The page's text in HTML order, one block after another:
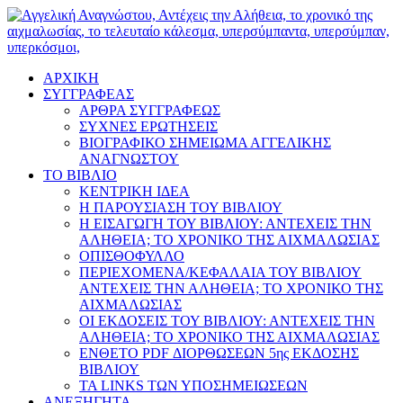
ΑΡΧΙΚΗ
ΣΥΓΓΡΑΦΕΑΣ
ΑΡΘΡΑ ΣΥΓΓΡΑΦΕΩΣ
ΣΥΧΝΕΣ ΕΡΩΤΗΣΕΙΣ
ΒΙΟΓΡΑΦΙΚΟ ΣΗΜΕΙΩΜΑ ΑΓΓΕΛΙΚΗΣ
ΑΝΑΓΝΩΣΤΟΥ
ΤΟ ΒΙΒΛΙΟ
ΚΕΝΤΡΙΚΗ ΙΔΕΑ
Η ΠΑΡΟΥΣΙΑΣΗ ΤΟΥ ΒΙΒΛΙΟΥ
Η ΕΙΣΑΓΩΓΗ ΤΟΥ ΒΙΒΛΙΟΥ: ΑΝΤΕΧΕΙΣ ΤΗΝ
ΑΛΗΘΕΙΑ; ΤΟ ΧΡΟΝΙΚΟ ΤΗΣ ΑΙΧΜΑΛΩΣΙΑΣ
ΟΠΙΣΘΟΦΥΛΛΟ
ΠΕΡΙΕΧΟΜΕΝΑ/ΚΕΦΑΛΑΙΑ ΤΟΥ ΒΙΒΛΙΟΥ
ΑΝΤΕΧΕΙΣ ΤΗΝ ΑΛΗΘΕΙΑ; ΤΟ ΧΡΟΝΙΚΟ ΤΗΣ
ΑΙΧΜΑΛΩΣΙΑΣ
ΟΙ ΕΚΔΟΣΕΙΣ ΤΟΥ ΒΙΒΛΙΟΥ: ΑΝΤΕΧΕΙΣ ΤΗΝ
ΑΛΗΘΕΙΑ; ΤΟ ΧΡΟΝΙΚΟ ΤΗΣ ΑΙΧΜΑΛΩΣΙΑΣ
ΕΝΘΕΤΟ PDF ΔΙΟΡΘΩΣΕΩΝ 5ης ΕΚΔΟΣΗΣ
ΒΙΒΛΙΟΥ
ΤΑ LINKS ΤΩΝ ΥΠΟΣΗΜΕΙΩΣΕΩΝ